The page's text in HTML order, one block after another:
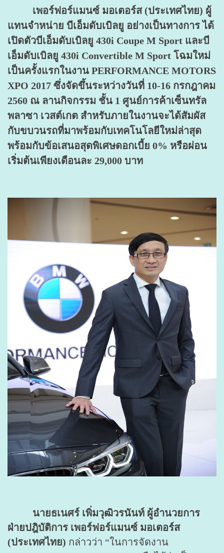
เพอร์ฟอร์แมนซ์ มอเตอร์ส (ประเทศไทย) ผู้
แทนจำหน่าย บีเอ็มดับเบิลยู อย่างเป็นทางการ ได้
เปิดตัวบีเอ็มดับเบิลยู 430i Coupe M Sport และบี
เอ็มดับเบิลยู 430i Convertible M Sport โฉมใหม่
เป็นครั้งแรกในงาน PERFORMANCE MOTORS
XPO 2017 ซึ่งจัดขึ้นระหว่างวันที่ 10-16 กรกฎาคม
2560 ณ ลานกิจกรรม ชั้น 1 ศูนย์การค้าเซ็นทรัล
พลาซา เวสต์เกต สำหรับภายในงานจะได้สัมผัส
กับขบวนรถที่มาพร้อมกับเทคโนโลยีใหม่ล่าสุด
พร้อมกับข้อเสนอสุดพิเศษดอกเบี้ย 0% หรือผ่อน
เริ่มต้นเพียงเดือนละ 29,000 บาท
นายธเนศร์ เพิ่มวุฒิวรนันท์ ผู้อำนวยการ
ฝ่ายปฎิบัติการ เพอร์ฟอร์แมนซ์ มอเตอร์ส
(ประเทศไทย) กล่าวว่า “ในการจัดงาน